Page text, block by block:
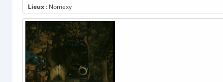
Lieux : Nomexy